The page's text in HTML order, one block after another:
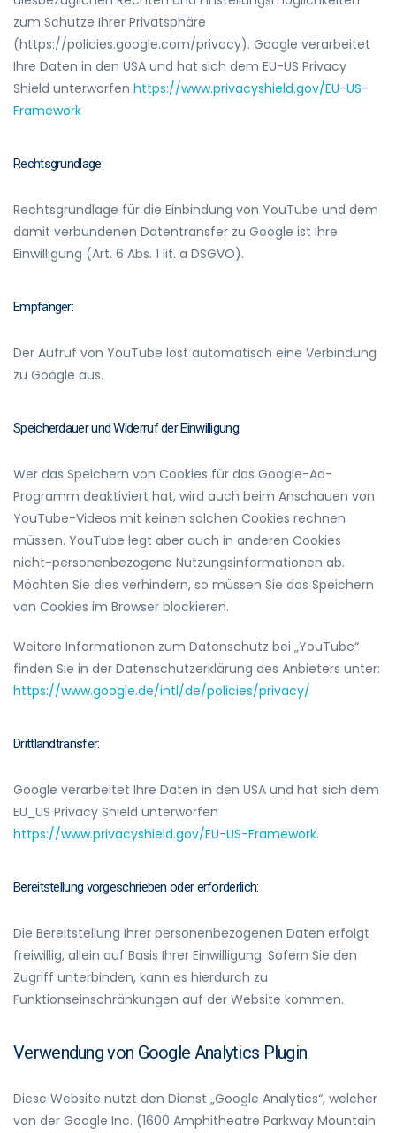
zum Schutze Ihrer Privatsphäre
(https://policies.google.com/privacy). Google verarbeitet
Ihre Daten in den USA und hat sich dem EU-US Privacy
Shield unterworfen https://www.privacyshield.gov/EU-US-
Framework
Rechtsgrundlage:
Rechtsgrundlage für die Einbindung von YouTube und dem
damit verbundenen Datentransfer zu Google ist Ihre
Einwilligung (Art. 6 Abs. 1 lit. a DSGVO).
Empfänger:
Der Aufruf von YouTube löst automatisch eine Verbindung
zu Google aus.
Speicherdauer und Widerruf der Einwilligung:
Wer das Speichern von Cookies für das Google-Ad-
Programm deaktiviert hat, wird auch beim Anschauen von
YouTube-Videos mit keinen solchen Cookies rechnen
müssen. YouTube legt aber auch in anderen Cookies
nicht-personenbezogene Nutzungsinformationen ab.
Möchten Sie dies verhindern, so müssen Sie das Speichern
von Cookies im Browser blockieren.
Weitere Informationen zum Datenschutz bei „YouTube“
finden Sie in der Datenschutzerklärung des Anbieters unter:
https://www.google.de/intl/de/policies/privacy/
Drittlandtransfer:
Google verarbeitet Ihre Daten in den USA und hat sich dem
EU_US Privacy Shield unterworfen
https://www.privacyshield.gov/EU-US-Framework.
Bereitstellung vorgeschrieben oder erforderlich:
Die Bereitstellung Ihrer personenbezogenen Daten erfolgt
freiwillig, allein auf Basis Ihrer Einwilligung. Sofern Sie den
Zugriff unterbinden, kann es hierdurch zu
Funktionseinschränkungen auf der Website kommen.
Verwendung von Google Analytics Plugin
Diese Website nutzt den Dienst „Google Analytics“, welcher
von der Google Inc. (1600 Amphitheatre Parkway Mountain